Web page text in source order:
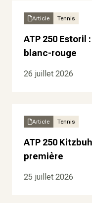
Article Tennis
ATP 250 Estoril
blanc-rouge
26 juillet 2026
Article Tennis
ATP 250
première
25 juillet 2026